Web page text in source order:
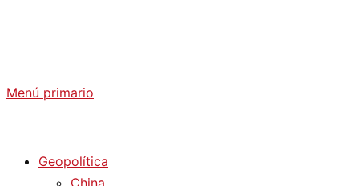
Menú primario
Geopolítica
China